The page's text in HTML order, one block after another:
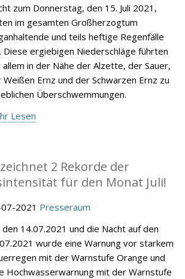
zum Donnerstag, den 15. Juli 2021,
im gesamten Großherzogtum
und teils heftige Regenfälle
Diese ergiebigen Niederschläge führten
allem in der Nähe der Alzette, der Sauer,
Weißen Ernz und der Schwarzen Ernz zu
Überschwemmungen.
Lesen
2 Rekorde der
für den Monat Juli!
2021 Presseraum
den 14.07.2021 und die Nacht auf den
wurde eine Warnung vor starkem
mit der Warnstufe Orange und
Hochwasserwarnung mit der Warnstufe